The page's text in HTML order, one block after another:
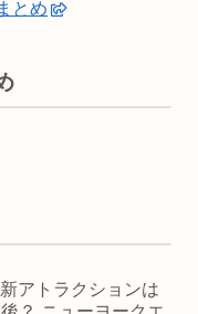
とめ
アトラクションは